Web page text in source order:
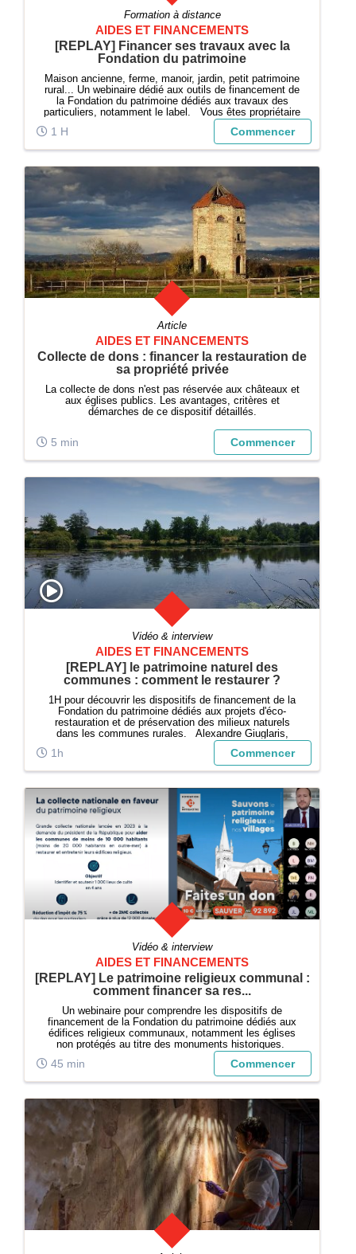
Formation à distance
AIDES ET FINANCEMENTS
[REPLAY] Financer ses travaux avec la
Fondation du patrimoine
Maison ancienne, ferme, manoir, jardin, petit patrimoine
rural... Un webinaire dédié aux outils de financement de
la Fondation du patrimoine dédiés aux travaux des
particuliers, notamment le label. Vous êtes propriétaire
d'un bien ancien, professionnel du patrimoine ou de l'i...
1 H Commencer
Article
AIDES ET FINANCEMENTS
Collecte de dons : financer la restauration de
sa propriété privée
La collecte de dons n'est pas réservée aux châteaux et
aux églises publics. Les avantages, critères et
démarches de ce dispositif détaillés.
5 min Commencer
Vidéo & interview
AIDES ET FINANCEMENTS
[REPLAY] le patrimoine naturel des
communes : comment le restaurer ?
1H pour découvrir les dispositifs de financement de la
Fondation du patrimoine dédiés aux projets d'éco-
restauration et de préservation des milieux naturels
dans les communes rurales. Alexandre Giuglaris,
directeur général de la Fondation du patrimoine,
présente le fonctionnement de la Fonda...
1h Commencer
Vidéo & interview
AIDES ET FINANCEMENTS
[REPLAY] Le patrimoine religieux communal :
comment financer sa res...
Un webinaire pour comprendre les dispositifs de
financement de la Fondation du patrimoine dédiés aux
édifices religieux communaux, notamment les églises
non protégés au titre des monuments historiques.
45 min Commencer